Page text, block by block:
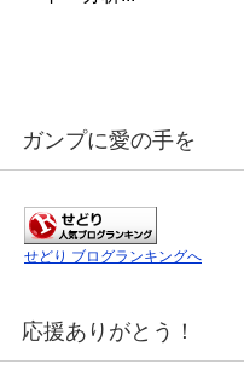
ガンプに愛の手を
せどり ブログランキングへ
応援ありがとう！